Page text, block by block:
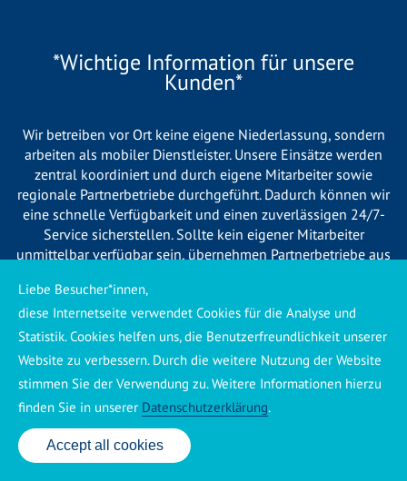
*Wichtige Information für unsere
Kunden*
Wir betreiben vor Ort keine eigene Niederlassung, sondern
arbeiten als mobiler Dienstleister. Unsere Einsätze werden
zentral koordiniert und durch eigene Mitarbeiter sowie
regionale Partnerbetriebe durchgeführt. Dadurch können wir
eine schnelle Verfügbarkeit und einen zuverlässigen 24/7-
Service sicherstellen. Sollte kein eigener Mitarbeiter
unmittelbar verfügbar sein, übernehmen Partnerbetriebe aus
verpflichtet, Sie vor Beginn der Arbeiten transparent über die
voraussichtlichen Kosten zu informieren und ortsübliche
Preise zu berechnen.
Käuferschutz ansehen| Impressum
24 Std. Service: ✆ 0176 160 517 86
Accept all cookies
Liebe Besucher*innen,
diese Internetseite verwendet Cookies für die Analyse und
Statistik. Cookies helfen uns, die Benutzerfreundlichkeit unserer
Website zu verbessern. Durch die weitere Nutzung der Website
stimmen Sie der Verwendung zu. Weitere Informationen hierzu
finden Sie in unserer Datenschutzerklärung.